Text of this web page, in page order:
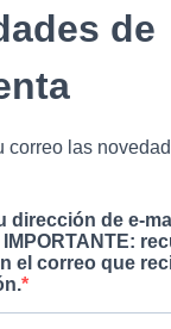
de
correo las
dirección de e-
el correo que